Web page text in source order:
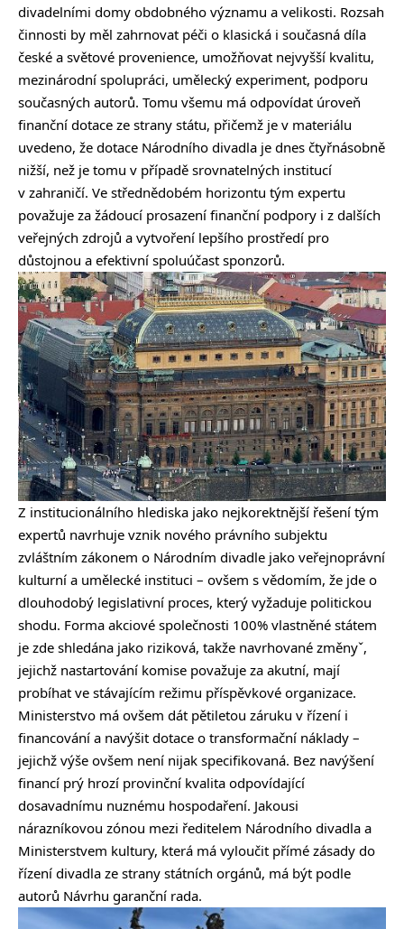
divadelními domy obdobného významu a velikosti. Rozsah
činnosti by měl zahrnovat péči o klasická i současná díla
české a světové provenience, umožňovat nejvyšší kvalitu,
mezinárodní spolupráci, umělecký experiment, podporu
současných autorů. Tomu všemu má odpovídat úroveň
finanční dotace ze strany státu, přičemž je v materiálu
uvedeno, že dotace Národního divadla je dnes čtyřnásobně
nižší, než je tomu v případě srovnatelných institucí
v zahraničí. Ve střednědobém horizontu tým expertu
považuje za žádoucí prosazení finanční podpory i z dalších
veřejných zdrojů a vytvoření lepšího prostředí pro
důstojnou a efektivní spoluúčast sponzorů.
Z institucionálního hlediska jako nejkorektnější řešení tým
expertů navrhuje vznik nového právního subjektu
zvláštním zákonem o Národním divadle jako veřejnoprávní
kulturní a umělecké instituci – ovšem s vědomím, že jde o
dlouhodobý legislativní proces, který vyžaduje politickou
shodu. Forma akciové společnosti 100% vlastněné státem
je zde shledána jako riziková, takže navrhované změnyˇ,
jejichž nastartování komise považuje za akutní, mají
probíhat ve stávajícím režimu příspěvkové organizace.
Ministerstvo má ovšem dát pětiletou záruku v řízení i
financování a navýšit dotace o transformační náklady –
jejichž výše ovšem není nijak specifikovaná. Bez navýšení
financí prý hrozí provinční kvalita odpovídající
dosavadnímu nuznému hospodaření. Jakousi
nárazníkovou zónou mezi ředitelem Národního divadla a
Ministerstvem kultury, která má vyloučit přímé zásady do
řízení divadla ze strany státních orgánů, má být podle
autorů Návrhu garanční rada.